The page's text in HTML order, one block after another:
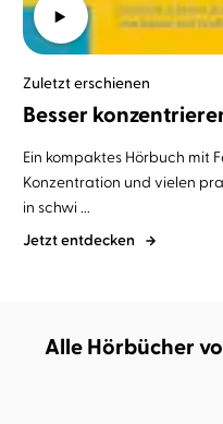
Zuletzt erschienen
Besser
Ein kompaktes Hörbuch mit
Konzentration und vielen
in schwi ...
Jetzt entdecken
Alle Hörbücher